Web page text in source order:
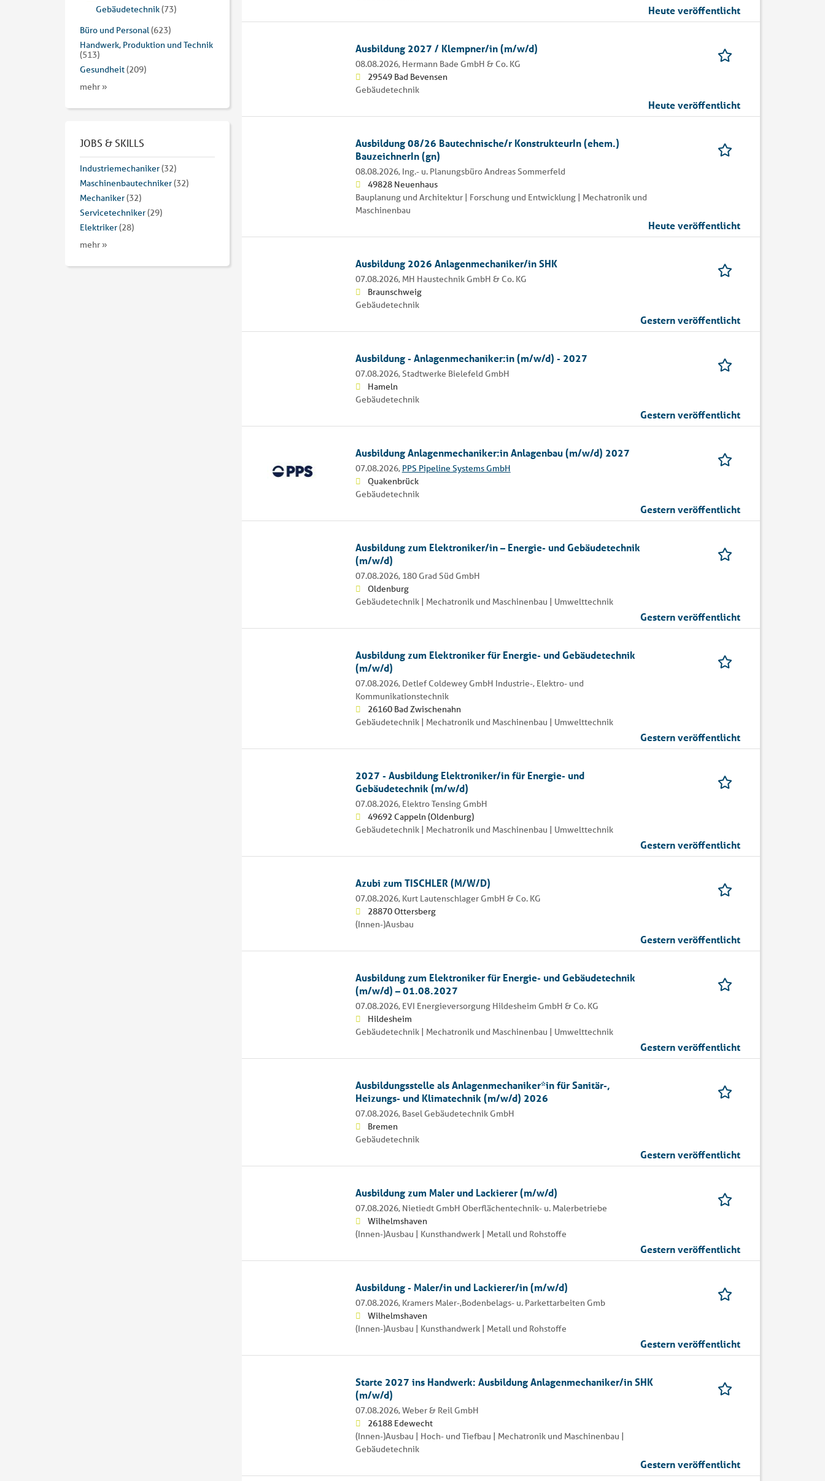
Heute veröffentlicht
Ausbildung 2027 / Klempner/in (m/w/d)
08.08.2026, Hermann Bade GmbH & Co. KG
29549 Bad Bevensen
Gebäudetechnik
Heute veröffentlicht
Ausbildung 08/26 Bautechnische/r KonstrukteurIn (ehem.)
BauzeichnerIn (gn)
08.08.2026, Ing.- u. Planungsbüro Andreas Sommerfeld
49828 Neuenhaus
Bauplanung und Architektur | Forschung und Entwicklung | Mechatronik und
Maschinenbau
Heute veröffentlicht
Ausbildung 2026 Anlagenmechaniker/in SHK
07.08.2026, MH Haustechnik GmbH & Co. KG
Braunschweig
Gebäudetechnik
Gestern veröffentlicht
Ausbildung - Anlagenmechaniker:in (m/w/d) - 2027
07.08.2026, Stadtwerke Bielefeld GmbH
Hameln
Gebäudetechnik
Gestern veröffentlicht
Ausbildung Anlagenmechaniker:in Anlagenbau (m/w/d) 2027
07.08.2026, PPS Pipeline Systems GmbH
Quakenbrück
Gebäudetechnik
Gestern veröffentlicht
Ausbildung zum Elektroniker/in – Energie- und Gebäudetechnik
(m/w/d)
07.08.2026, 180 Grad Süd GmbH
Oldenburg
Gebäudetechnik | Mechatronik und Maschinenbau | Umwelttechnik
Gestern veröffentlicht
Ausbildung zum Elektroniker für Energie- und Gebäudetechnik
(m/w/d)
07.08.2026, Detlef Coldewey GmbH Industrie-, Elektro- und
Kommunikationstechnik
26160 Bad Zwischenahn
Gebäudetechnik | Mechatronik und Maschinenbau | Umwelttechnik
Gestern veröffentlicht
2027 - Ausbildung Elektroniker/in für Energie- und
Gebäudetechnik (m/w/d)
07.08.2026, Elektro Tensing GmbH
49692 Cappeln (Oldenburg)
Gebäudetechnik | Mechatronik und Maschinenbau | Umwelttechnik
Gestern veröffentlicht
Azubi zum TISCHLER (M/W/D)
07.08.2026, Kurt Lautenschlager GmbH & Co. KG
28870 Ottersberg
(Innen-)Ausbau
Gestern veröffentlicht
Ausbildung zum Elektroniker für Energie- und Gebäudetechnik
(m/w/d) – 01.08.2027
07.08.2026, EVI Energieversorgung Hildesheim GmbH & Co. KG
Hildesheim
Gebäudetechnik | Mechatronik und Maschinenbau | Umwelttechnik
Gestern veröffentlicht
Ausbildungsstelle als Anlagenmechaniker*in für Sanitär-,
Heizungs- und Klimatechnik (m/w/d) 2026
07.08.2026, Basel Gebäudetechnik GmbH
Bremen
Gebäudetechnik
Gestern veröffentlicht
Ausbildung zum Maler und Lackierer (m/w/d)
07.08.2026, Nietiedt GmbH Oberflächentechnik- u. Malerbetriebe
Wilhelmshaven
(Innen-)Ausbau | Kunsthandwerk | Metall und Rohstoffe
Gestern veröffentlicht
Ausbildung - Maler/in und Lackierer/in (m/w/d)
07.08.2026, Kramers Maler-,Bodenbelags- u. Parkettarbeiten Gmb
Wilhelmshaven
(Innen-)Ausbau | Kunsthandwerk | Metall und Rohstoffe
Gestern veröffentlicht
Starte 2027 ins Handwerk: Ausbildung Anlagenmechaniker/in SHK
(m/w/d)
07.08.2026,Weber & Reil GmbH
26188 Edewecht
(Innen-)Ausbau | Hoch- und Tiefbau | Mechatronik und Maschinenbau |
Gebäudetechnik
Gestern veröffentlicht
Gebäudetechnik(73)
Büro und Personal(623)
Handwerk, Produktion und Technik
(513)
Gesundheit(209)
mehr »
JOBS & SKILLS
Industriemechaniker(32)
Maschinenbautechniker(32)
Mechaniker(32)
Servicetechniker(29)
Elektriker(28)
mehr »